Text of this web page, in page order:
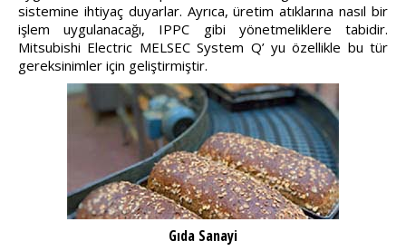
sistemine ihtiyaç duyarlar. Ayrıca, üretim atıklarına nasıl bir
işlem uygulanacağı, IPPC gibi yönetmeliklere tabidir.
Mitsubishi Electric MELSEC System Q’ yu özellikle bu tür
gereksinimler için geliştirmiştir.
Gıda Sanayi